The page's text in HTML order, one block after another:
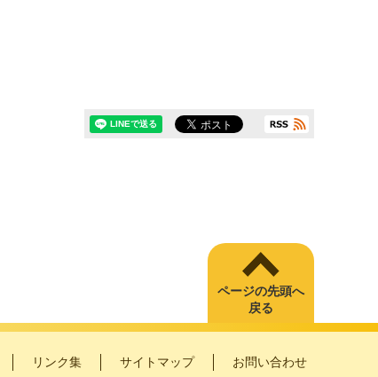
ページの先頭へ
戻る
リンク集 サイトマップ お問い合わせ